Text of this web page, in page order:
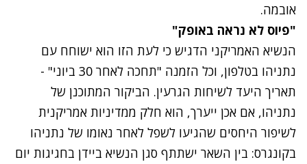
אובמה.
"פיוס לא נראה באופק"
הנשיא האמריקני הדגיש כי לעת הזו הוא ישוחח עם
נתניהו בטלפון, וכל הזמנה "תחכה לאחר 30 ביוני" -
תאריך היעד לשיחות הגרעין. הביקור המתוכנן של
נתניהו, אם אכן ייערך, הוא חלק ממדיניות אמריקנית
לשיפור היחסים שהגיעו לשפל לאחר נאומו של נתניהו
בקונגרס: בין השאר ישתתף סגן הנשיא ביידן בחגיגות יום